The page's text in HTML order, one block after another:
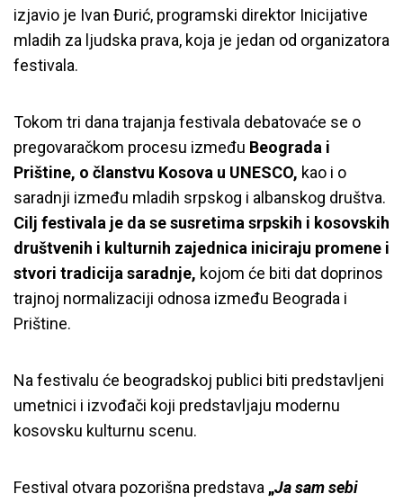
izjavio je Ivan Đurić, programski direktor Inicijative
mladih za ljudska prava, koja je jedan od organizatora
festivala.
Tokom tri dana trajanja festivala debatovaće se o
pregovaračkom procesu između Beograda i
Prištine, o članstvu Kosova u UNESCO, kao i o
saradnji između mladih srpskog i albanskog društva.
Cilj festivala je da se susretima srpskih i kosovskih
društvenih i kulturnih zajednica iniciraju promene i
stvori tradicija saradnje, kojom će biti dat doprinos
trajnoj normalizaciji odnosa između Beograda i
Prištine.
Na festivalu će beogradskoj publici biti predstavljeni
umetnici i izvođači koji predstavljaju modernu
kosovsku kulturnu scenu.
Festival otvara pozorišna predstava „Ja sam sebi